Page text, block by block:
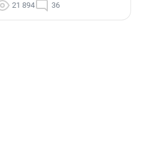
21 894 36